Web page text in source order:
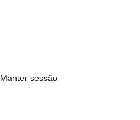
Manter sessão